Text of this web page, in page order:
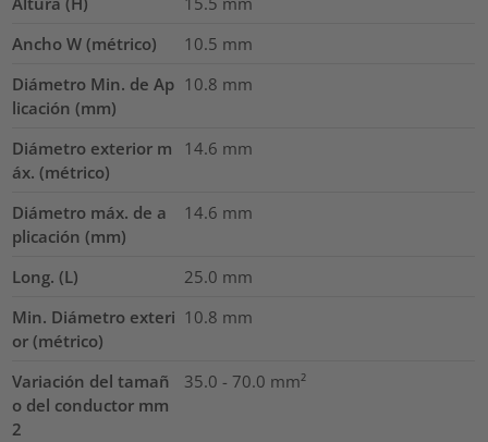
Ancho W (métrico)
10.5 mm
Diámetro Min. de Ap
licación (mm)
10.8 mm
Diámetro exterior m
áx. (métrico)
14.6 mm
Diámetro máx. de a
plicación (mm)
14.6 mm
Long. (L) 25.0 mm
Min. Diámetro exteri
or (métrico)
10.8 mm
Variación del tamañ
o del conductor mm
2
35.0 - 70.0 mm²